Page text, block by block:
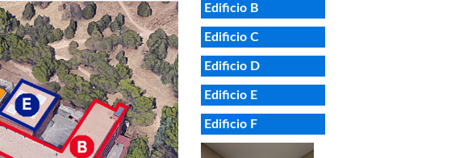
Edificio B
Edificio C
Edificio D
Edificio E
Edificio F